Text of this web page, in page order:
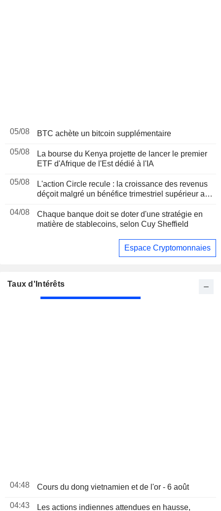
05/08 BTC achète un bitcoin supplémentaire
05/08
La bourse du Kenya projette de lancer le premier
ETF d'Afrique de l'Est dédié à l'IA
05/08
L'action Circle recule : la croissance des revenus
déçoit malgré un bénéfice trimestriel supérieur aux
04/08
Chaque banque doit se doter d'une stratégie en
matière de stablecoins, selon Cuy Sheffield
Espace Cryptomonnaies
Taux d'Intérêts
04:48 Cours du dong vietnamien et de l'or - 6 août
04:43
Les actions indiennes attendues en hausse,